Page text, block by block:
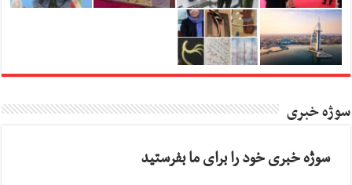
سوژه خبری
سوژه خبری خود را برای ما بفرستید